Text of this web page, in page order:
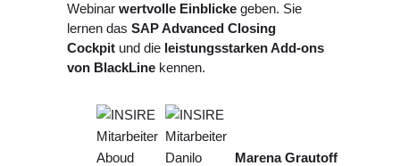
Webinar wertvolle Einblickegeben. Sie
lernen das SAP Advanced Closing
Cockpitund die leistungsstarken Add-ons
von BlackLinekennen.
Marena Grautoff